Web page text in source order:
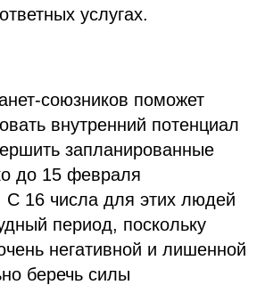
услугах.
союзников поможет
внутренний потенциал
запланированные
до 15 февраля
С 16 числа для этих людей
период, поскольку
негативной и лишенной
беречь силы